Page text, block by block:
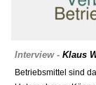
Interview - Klaus
Betriebsmittel sind